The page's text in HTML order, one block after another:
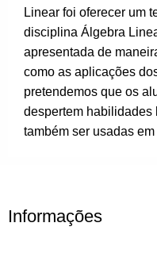
Linear foi oferecer um
disciplina Álgebra
apresentada de
como as aplicações
pretendemos que os
despertem habilidades
também ser usadas
Informações